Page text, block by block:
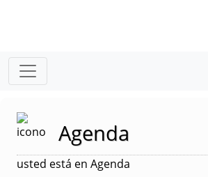
Agenda
usted está en Agenda